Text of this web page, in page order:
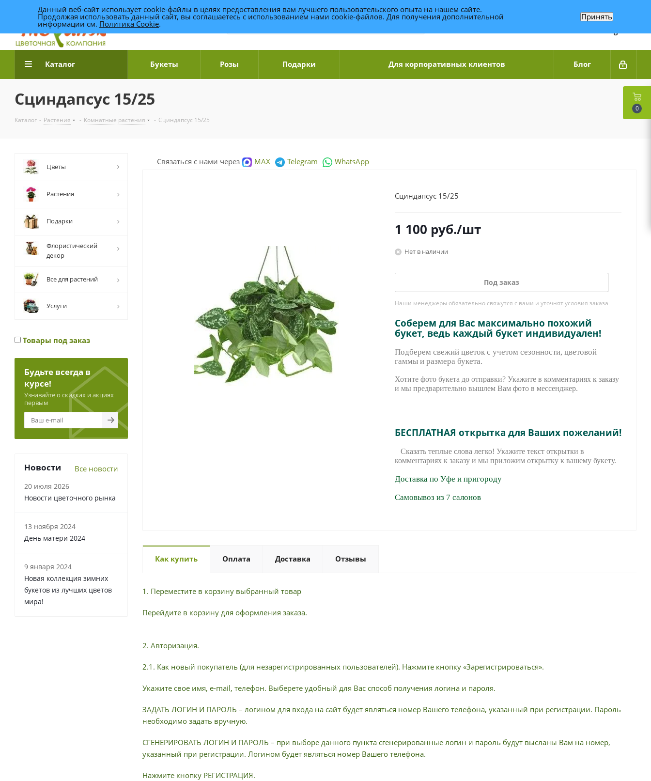
Доставка цветов по Уфе +7 (989) 95-14-014
Связаться по WhatsApp
Каталог Букеты Розы Подарки Для корпоративных клиентов Блог
Сциндапсус 15/25
Каталог - Растения - Комнатные растения - Сциндапсус 15/25
Связаться с нами через MAX Telegram WhatsApp
Сциндапсус 15/25
1 100 руб./шт
Нет в наличии
Под заказ
Наши менеджеры обязательно свяжутся с вами и уточнят условия заказа
Соберем для Вас максимально похожий
букет, ведь каждый букет индивидуален!
Подберем свежий цветок с учетом сезонности, цветовой
гаммы и размера букета.
Хотите фото букета до отправки? Укажите в комментариях к заказу
и мы предварительно вышлем Вам фото в мессенджер.
БЕСПЛАТНАЯ открытка для Ваших пожеланий!
Сказать теплые слова легко! Укажите текст открытки в
комментариях к заказу и мы приложим открытку к вашему букету.
Доставка по Уфе и пригороду
Самовывоз из 7 салонов
Как купить Оплата Доставка Отзывы
1. Переместите в корзину выбранный товар
Перейдите в корзину для оформления заказа.
2. Авторизация.
2.1. Как новый покупатель (для незарегистрированных пользователей). Нажмите кнопку «Зарегистрироваться».
Укажите свое имя, e-mail, телефон. Выберете удобный для Вас способ получения логина и пароля.
ЗАДАТЬ ЛОГИН И ПАРОЛЬ – логином для входа на сайт будет являться номер Вашего телефона, указанный при регистрации. Пароль
необходимо задать вручную.
СГЕНЕРИРОВАТЬ ЛОГИН И ПАРОЛЬ – при выборе данного пункта сгенерированные логин и пароль будут высланы Вам на номер,
указанный при регистрации. Логином будет являться номер Вашего телефона.
Нажмите кнопку РЕГИСТРАЦИЯ.
Цветы
Растения
Подарки
Флористический
декор
Все для растений
Услуги
Товары под заказ
Будьте всегда в
курсе!
Узнавайте о скидках и акциях
первым
Новости Все новости
20 июля 2026
Новости цветочного рынка
13 ноября 2024
День матери 2024
9 января 2024
Новая коллекция зимних
букетов из лучших цветов
мира!
0
Данный веб-сайт использует cookie-файлы в целях предоставления вам лучшего пользовательского опыта на нашем сайте.
Продолжая использовать данный сайт, вы соглашаетесь с использованием нами cookie-файлов. Для получения дополнительной
информации см. Политика Cookie.
Принять